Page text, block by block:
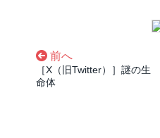
前へ
［X（旧Twitter）］謎の生
命体